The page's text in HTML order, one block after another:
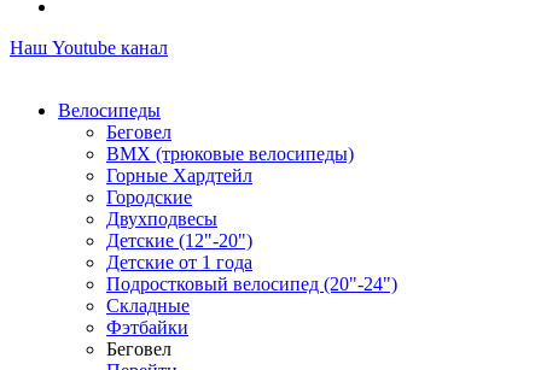
Наш Youtube канал
Велосипеды
Беговел
ВМХ (трюковые велосипеды)
Горные Хардтейл
Городские
Двухподвесы
Детские (12"-20")
Детские от 1 года
Подростковый велосипед (20"-24")
Складные
Фэтбайки
Беговел